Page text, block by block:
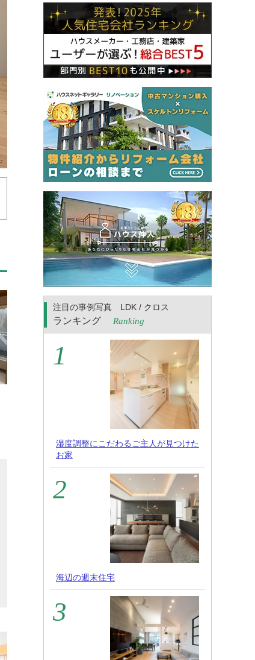
注目の事例写真 LDK / クロス
ランキング Ranking
湿度調整にこだわるご主人が見つけた
お家
海辺の週末住宅